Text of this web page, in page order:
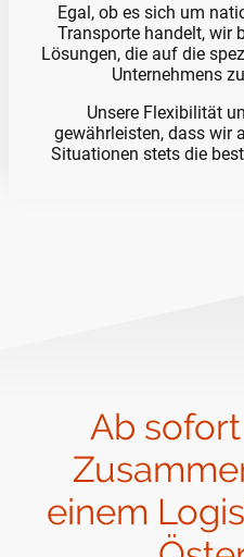
Egal, ob es sich um
Transporte handelt, wir
Lösungen, die auf die
Unternehmens
Unsere Flexibilität
gewährleisten, dass wir
Situationen stets die
Ab
einem